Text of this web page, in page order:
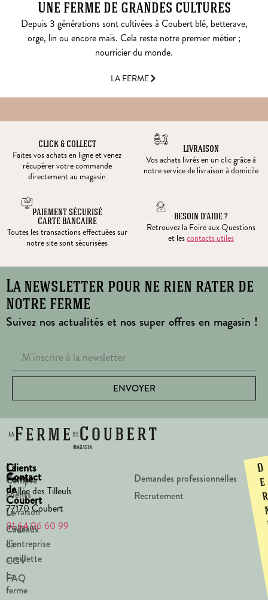
Une ferme de grandes cultures
Depuis 3 générations sont cultivées à Coubert blé, betterave,
orge, lin ou encore maïs. Cela reste notre premier métier ;
nourricier du monde.
LA FERME
CLICK & COLLECT
Faites vos achats en ligne et venez
récupérer votre commande
directement au magasin
LIVRAISON
Vos achats livrés en un clic grâce à
notre service de livraison à domicile
PAIEMENT SÉCURISÉ
CARTE BANCAIRE
Toutes les transactions effectuées sur
notre site sont sécurisées
BESOIN D’AIDE ?
Retrouvez la Foire aux Questions
et lescontacts utiles
La newsletter pour ne rien rater de
notre ferme
Suivez nos actualités et nos super offres en magasin !
ENVOYER
La
Ferme
de
Coubert
Le
magasin
La
cueillette
La
ferme
Clients
Compte
clients
Livraison
Cadeaux
d’entreprise
CGV
FAQ
Contact
1 Allée des Tilleuls
77170 Coubert
01 64 06 60 99
Demandes professionnelles
Recrutement
D
e